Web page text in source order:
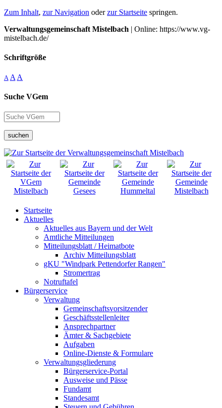
Zum Inhalt, zur Navigation oderzur Startseite springen.
Verwaltungsgemeinschaft Mistelbach | Online: https://www.vg-
mistelbach.de/
Schriftgröße
A A A
Suche VGem
suchen
Startseite
Aktuelles
Aktuelles aus Bayern und der Welt
Amtliche Mitteilungen
Mitteilungsblatt / Heimatbote
Archiv Mitteilungsblatt
gKU "Windpark Pettendorfer Rangen"
Stromertrag
Notruftafel
Bürgerservice
Verwaltung
Gemeinschaftsvorsitzender
Geschäftsstellenleiter
Ansprechpartner
Ämter & Sachgebiete
Aufgaben
Online-Dienste & Formulare
Verwaltungsgliederung
Bürgerservice-Portal
Ausweise und Pässe
Fundamt
Standesamt